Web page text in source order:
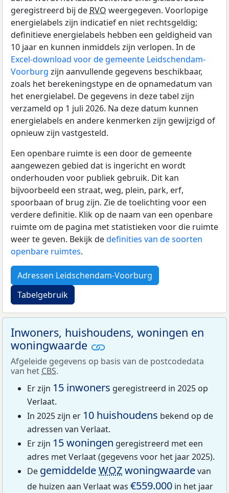
geregistreerd bij de RVO weergegeven. Voorlopige
energielabels zijn indicatief en niet rechtsgeldig;
definitieve energielabels hebben een geldigheid van
10 jaar en kunnen inmiddels zijn verlopen. In de
Excel-download voor de gemeente Leidschendam-
Voorburg zijn aanvullende gegevens beschikbaar,
zoals het berekeningstype en de opnamedatum van
het energielabel. De gegevens in deze tabel zijn
verzameld op 1 juli 2026. Na deze datum kunnen
energielabels en andere kenmerken zijn gewijzigd of
opnieuw zijn vastgesteld.
Een openbare ruimte is een door de gemeente
aangewezen gebied dat is ingericht en wordt
onderhouden voor publiek gebruik. Dit kan
bijvoorbeeld een straat, weg, plein, park, erf,
spoorbaan of brug zijn. Zie de toelichting voor een
verdere definitie. Klik op de naam van een openbare
ruimte om de pagina met statistieken voor die ruimte
weer te geven. Bekijk dedefinities van de soorten
openbare ruimtes.
Adressen Leidschendam-Voorburg
Tabelgebruik
Inwoners, huishoudens, woningen en
woningwaarde
Afgeleide gegevens op basis van de postcodedata
van het CBS.
Er zijn 15 inwoners geregistreerd in 2025 op
Verlaat.
In 2025 zijn er 10 huishoudens bekend op de
adressen van Verlaat.
Er zijn 15 woningen geregistreerd met een
adres met Verlaat (gegevens voor het jaar 2025).
De gemiddeldeWOZwoningwaardevan
de huizen aan Verlaat was €559.000 in het jaar